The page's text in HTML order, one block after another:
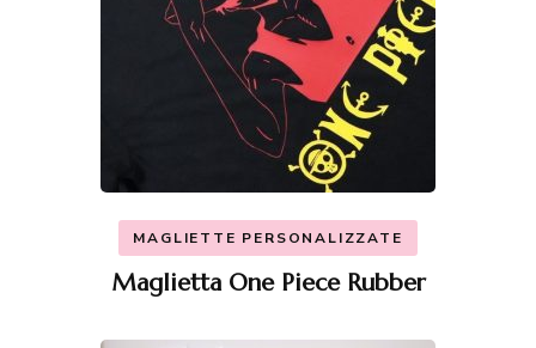
MAGLIETTE PERSONALIZZATE
Maglietta One Piece Rubber